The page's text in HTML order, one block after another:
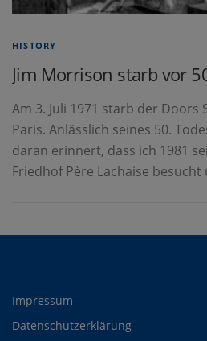
HISTORY
Jim Morrison starb vor
Am 3. Juli 1971 starb der Doors
Paris. Anlässlich seines 50.
daran erinnert, dass ich 1981
Friedhof Père Lachaise
Impressum
Datenschutzerklärung